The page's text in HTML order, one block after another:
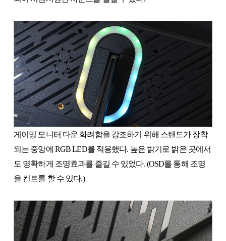
게이밍 모니터 다운 화려함을 강조하기 위해 스탠드가 장착
되는 중앙에 RGB LED를 적용했다. 높은 밝기로 밝은 곳에서
도 명확하게 조명효과를 즐길 수 있었다. (OSD를 통해 조명
을 컨트롤 할 수 있다.)